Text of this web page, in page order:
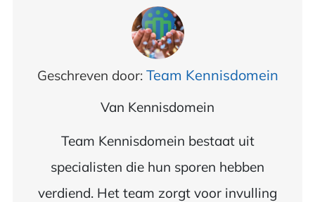
Geschreven door: Team Kennisdomein
Van Kennisdomein
Team Kennisdomein bestaat uit
specialisten die hun sporen hebben
verdiend. Het team zorgt voor invulling